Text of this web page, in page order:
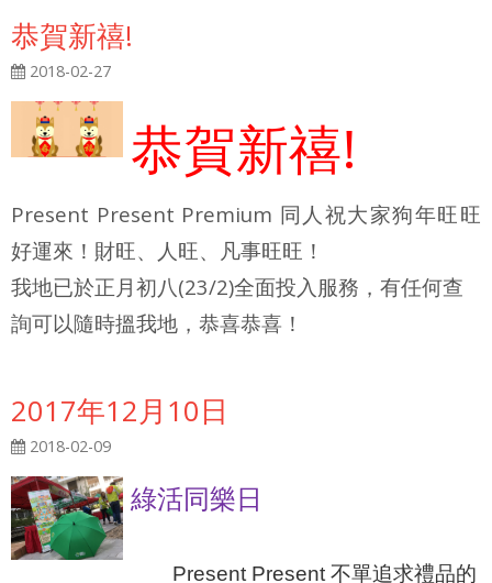
恭賀新禧!
2018-02-27
恭賀新禧!
Present Present Premium 同人祝大家狗年旺旺
好運來！財旺、人旺、凡事旺旺！
我地已於正月初八(23/2)全面投入服務，有任何查
詢可以隨時搵我地， 恭喜恭喜 ！
2017年12月10日
2018-02-09
綠活同樂日
Present Present 不單追求禮品的